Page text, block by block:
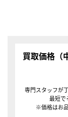
買取価格（
専門スタッフが
最短で
※価格はお